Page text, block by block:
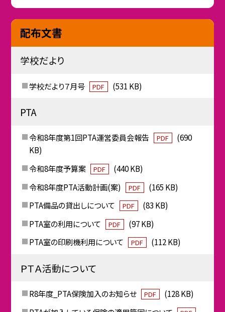
配布文書
学校だより
学校だより７月号 PDF (531 KB)
PTA
令和8年度第1回PTA運営委員会報告 PDF
(690
KB)
令和8年度予算案
PDF
(440 KB)
令和8年度PTA活動計画(案)
PDF
(165 KB)
PTA備品の貸出しについて
PDF
(83 KB)
PTA室の利用について
PDF
(97 KB)
PTA室の印刷機利用について
PDF (112 KB)
ＰＴＡ活動について
R8年度_PTA保険加入のお知らせ PDF
(128 KB)